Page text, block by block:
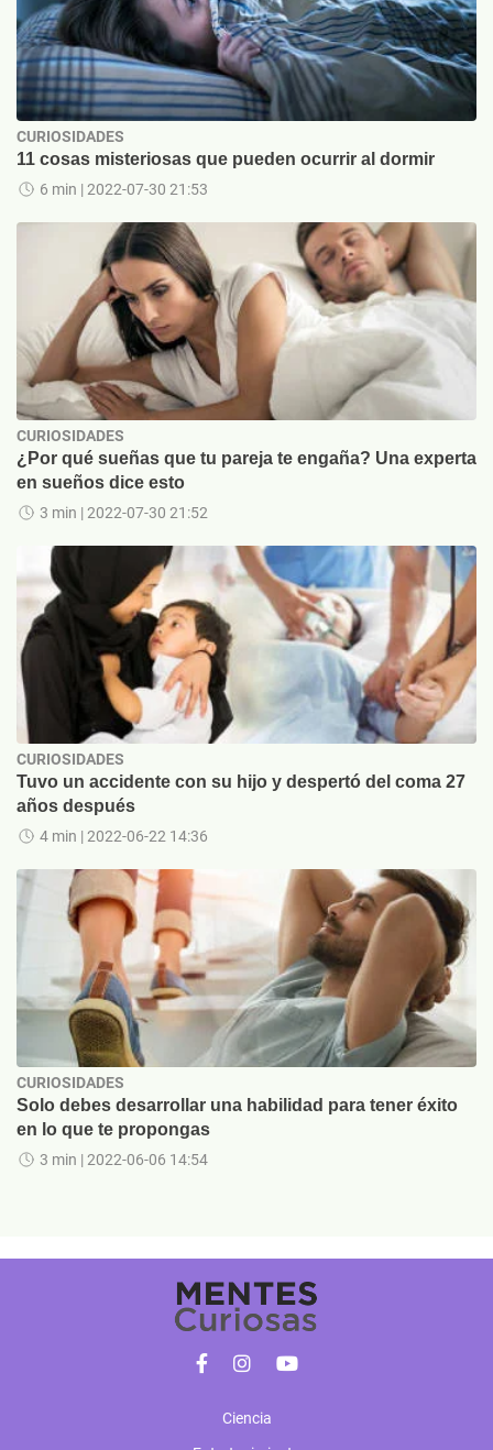
CURIOSIDADES
11 cosas misteriosas que pueden ocurrir al dormir
6 min | 2022-07-30 21:53
CURIOSIDADES
¿Por qué sueñas que tu pareja te engaña? Una experta
en sueños dice esto
3 min | 2022-07-30 21:52
CURIOSIDADES
Tuvo un accidente con su hijo y despertó del coma 27
años después
4 min | 2022-06-22 14:36
CURIOSIDADES
Solo debes desarrollar una habilidad para tener éxito
en lo que te propongas
3 min | 2022-06-06 14:54
Ciencia